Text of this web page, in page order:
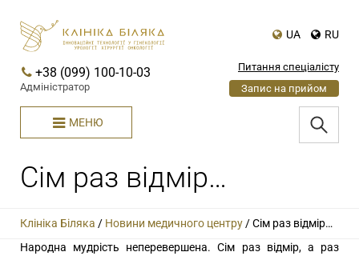
UA RU
+38 (099) 100-10-03
Адміністратор
Питання спеціалісту
Запис на прийом
МЕНЮ
Сім раз відмір…
Клініка Біляка / Новини медичного центру/Сім раз відмір…
Народна мудрість неперевершена. Сім раз відмір, а раз